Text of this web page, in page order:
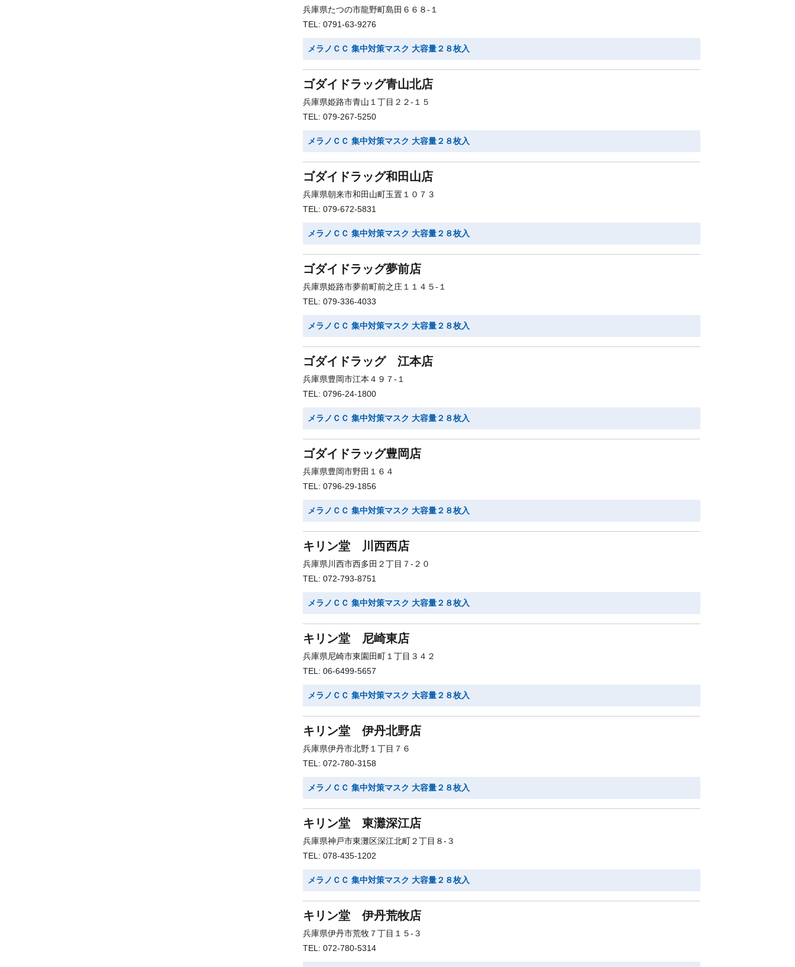
兵庫県たつの市龍野町島田６６８-１
TEL: 0791-63-9276
メラノＣＣ 集中対策マスク 大容量２８枚入
ゴダイドラッグ青山北店
兵庫県姫路市青山１丁目２２-１５
TEL: 079-267-5250
メラノＣＣ 集中対策マスク 大容量２８枚入
ゴダイドラッグ和田山店
兵庫県朝来市和田山町玉置１０７３
TEL: 079-672-5831
メラノＣＣ 集中対策マスク 大容量２８枚入
ゴダイドラッグ夢前店
兵庫県姫路市夢前町前之庄１１４５-１
TEL: 079-336-4033
メラノＣＣ 集中対策マスク 大容量２８枚入
ゴダイドラッグ 江本店
兵庫県豊岡市江本４９７-１
TEL: 0796-24-1800
メラノＣＣ 集中対策マスク 大容量２８枚入
ゴダイドラッグ豊岡店
兵庫県豊岡市野田１６４
TEL: 0796-29-1856
メラノＣＣ 集中対策マスク 大容量２８枚入
キリン堂 川西西店
兵庫県川西市西多田２丁目７-２０
TEL: 072-793-8751
メラノＣＣ 集中対策マスク 大容量２８枚入
キリン堂 尼崎東店
兵庫県尼崎市東園田町１丁目３４２
TEL: 06-6499-5657
メラノＣＣ 集中対策マスク 大容量２８枚入
キリン堂 伊丹北野店
兵庫県伊丹市北野１丁目７６
TEL: 072-780-3158
メラノＣＣ 集中対策マスク 大容量２８枚入
キリン堂 東灘深江店
兵庫県神戸市東灘区深江北町２丁目８-３
TEL: 078-435-1202
メラノＣＣ 集中対策マスク 大容量２８枚入
キリン堂 伊丹荒牧店
兵庫県伊丹市荒牧７丁目１５-３
TEL: 072-780-5314